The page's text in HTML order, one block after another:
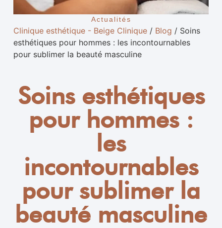
Actualités
Clinique esthétique - Beige Clinique/ Blog / Soins
esthétiques pour hommes : les incontournables
pour sublimer la beauté masculine
Soins esthétiques
pour hommes :
les
incontournables
pour sublimer la
beauté masculine